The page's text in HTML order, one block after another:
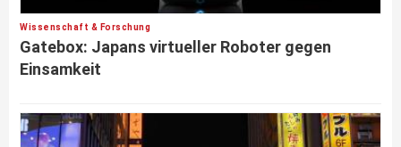
Wissenschaft & Forschung
Gatebox: Japans virtueller Roboter gegen
Einsamkeit